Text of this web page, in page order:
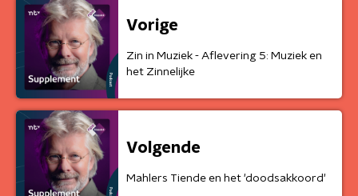
Vorige
Zin in Muziek - Aflevering 5: Muziek en
het Zinnelijke
Volgende
Mahlers Tiende en het 'doodsakkoord'